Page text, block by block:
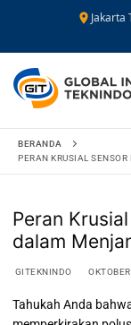
Jakarta
Lompat
BERANDA
PERAN KRUSIAL
Peran
dalam
GITEKNINDO
Tahukah Anda